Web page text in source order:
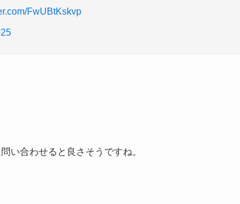
FwUBtKskvp
い合わせると良さそうですね。